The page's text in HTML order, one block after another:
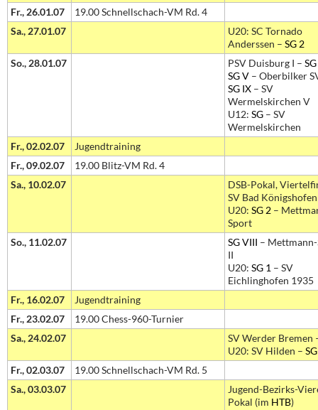
Fr., 26.01.07
19.00 Schnellschach-VM Rd. 4
Sa., 27.01.07
U20: SC Tornado
Anderssen – SG 2
So., 28.01.07
PSV Duisburg I –
SG V – Oberbilker
SG IX – SV
Wermelskirchen V
U12: SG – SV
Wermelskirchen
Fr., 02.02.07
Jugendtraining
Fr., 09.02.07
19.00 Blitz-VM Rd. 4
Sa., 10.02.07
DSB-Pokal,
SV Bad
U20: SG 2 –
Sport
So., 11.02.07
SG VIII –
II
U20: SG 1 – SV
Eichlinghofen 1935
Fr., 16.02.07
Jugendtraining
Fr., 23.02.07
19.00 Chess-960-Turnier
Sa., 24.02.07
SV Werder Bremen
U20: SV Hilden –
Fr., 02.03.07
19.00 Schnellschach-VM Rd. 5
Sa., 03.03.07
Jugend-Bezirks-
Pokal (im HTB)